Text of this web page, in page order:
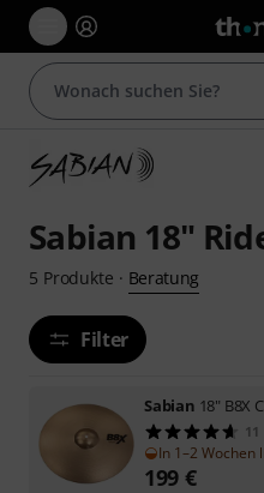
Sabian 18"
5 Produkte · Beratung
Filter
Sabian 18" B8X
11
In 1–2 Wochen
199 €